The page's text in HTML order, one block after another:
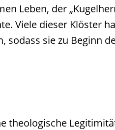
Leben, der
Viele dieser Klöster
sodass sie zu Beginn
theologische